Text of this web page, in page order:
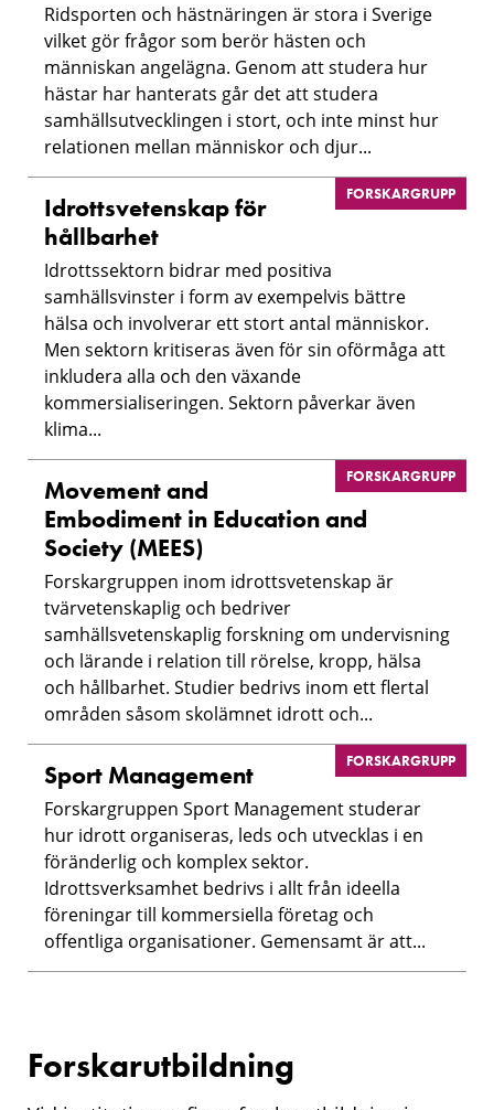
Ridsporten och hästnäringen är stora i Sverige
vilket gör frågor som berör hästen och
människan angelägna. Genom att studera hur
hästar har hanterats går det att studera
samhällsutvecklingen i stort, och inte minst hur
relationen mellan människor och djur...
FORSKARGRUPP
Idrottsvetenskap för
hållbarhet
Idrottssektorn bidrar med positiva
samhällsvinster i form av exempelvis bättre
hälsa och involverar ett stort antal människor.
Men sektorn kritiseras även för sin oförmåga att
inkludera alla och den växande
kommersialiseringen. Sektorn påverkar även
klima...
FORSKARGRUPP
Movement and
Embodiment in Education and
Society (MEES)
Forskargruppen inom idrottsvetenskap är
tvärvetenskaplig och bedriver
samhällsvetenskaplig forskning om undervisning
och lärande i relation till rörelse, kropp, hälsa
och hållbarhet. Studier bedrivs inom ett flertal
områden såsom skolämnet idrott och...
FORSKARGRUPP
Sport Management
Forskargruppen Sport Management studerar
hur idrott organiseras, leds och utvecklas i en
föränderlig och komplex sektor.
Idrottsverksamhet bedrivs i allt från ideella
föreningar till kommersiella företag och
offentliga organisationer. Gemensamt är att...
Forskarutbildning